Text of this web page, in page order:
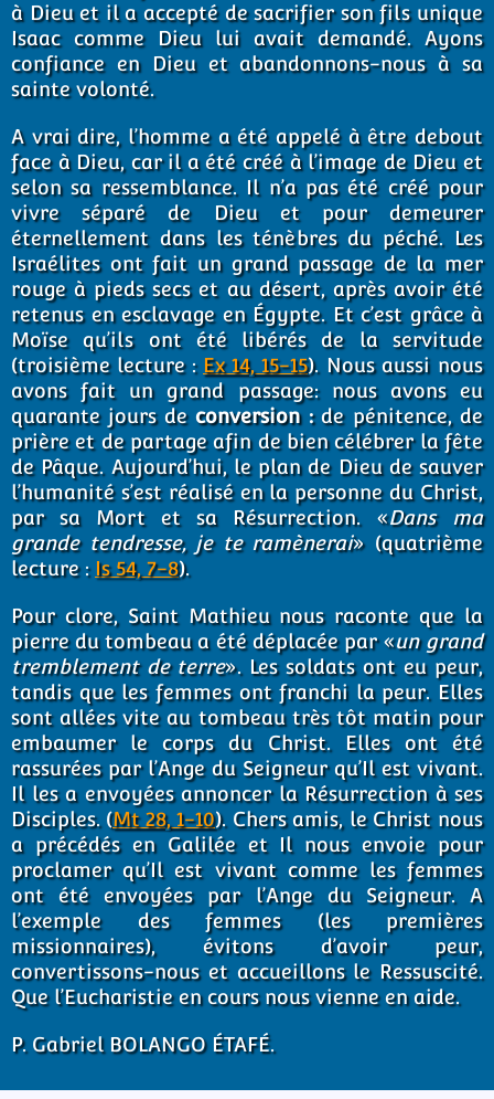
à Dieu et il a accepté de sacrifier son fils unique
Isaac comme Dieu lui avait demandé. Ayons
confiance en Dieu et abandonnons-nous à sa
sainte volonté.
A vrai dire, l’homme a été appelé à être debout
face à Dieu, car il a été créé à l’image de Dieu et
selon sa ressemblance. Il n’a pas été créé pour
vivre séparé de Dieu et pour demeurer
éternellement dans les ténèbres du péché. Les
Israélites ont fait un grand passage de la mer
rouge à pieds secs et au désert, après avoir été
retenus en esclavage en Égypte. Et c’est grâce à
Moïse qu’ils ont été libérés de la servitude
(troisième lecture : Ex 14, 15-15). Nous aussi nous
avons fait un grand passage: nous avons eu
quarante jours de conversion :de pénitence, de
prière et de partage afin de bien célébrer la fête
de Pâque. Aujourd’hui, le plan de Dieu de sauver
l’humanité s’est réalisé en la personne du Christ,
par sa Mort et sa Résurrection. «Dans ma
grande tendresse, je te ramènerai» (quatrième
lecture : Is 54, 7-8).
Pour clore, Saint Mathieu nous raconte que la
pierre du tombeau a été déplacée par «un grand
tremblement de terre». Les soldats ont eu peur,
tandis que les femmes ont franchi la peur. Elles
sont allées vite au tombeau très tôt matin pour
embaumer le corps du Christ. Elles ont été
rassurées par l’Ange du Seigneur qu’Il est vivant.
Il les a envoyées annoncer la Résurrection à ses
Disciples. (Mt 28, 1-10). Chers amis, le Christ nous
a précédés en Galilée et Il nous envoie pour
proclamer qu’Il est vivant comme les femmes
ont été envoyées par l’Ange du Seigneur. A
l’exemple des femmes (les premières
missionnaires), évitons d’avoir peur,
convertissons-nous et accueillons le Ressuscité.
Que l’Eucharistie en cours nous vienne en aide.
P. Gabriel BOLANGO ÉTAFÉ.